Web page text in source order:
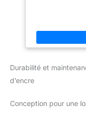
l'impression mobile avec
concentration et la
20 ppm (noir) et 10
d’impression
cartouches HP
de tomber à court
sans engagement
plus simple à
compatible avec les
est conçue pour
Durabilité et
d’encre
Conception pour une